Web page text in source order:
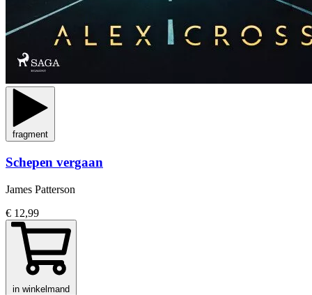
fragment
Schepen vergaan
James Patterson
€ 12,99
in winkelmand